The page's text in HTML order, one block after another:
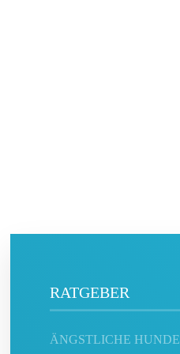
RATGEBER
ÄNGSTLICHE HUNDE